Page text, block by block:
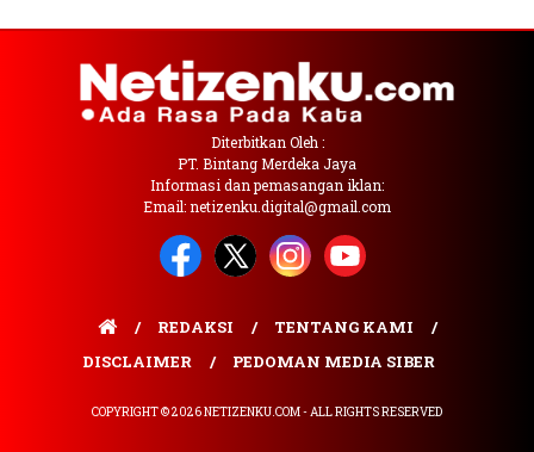
Diterbitkan Oleh :
PT. Bintang Merdeka Jaya
Informasi dan pemasangan iklan:
Email: netizenku.digital@gmail.com
REDAKSI
TENTANG KAMI
DISCLAIMER
PEDOMAN MEDIA SIBER
COPYRIGHT © 2026 NETIZENKU.COM - ALL RIGHTS RESERVED